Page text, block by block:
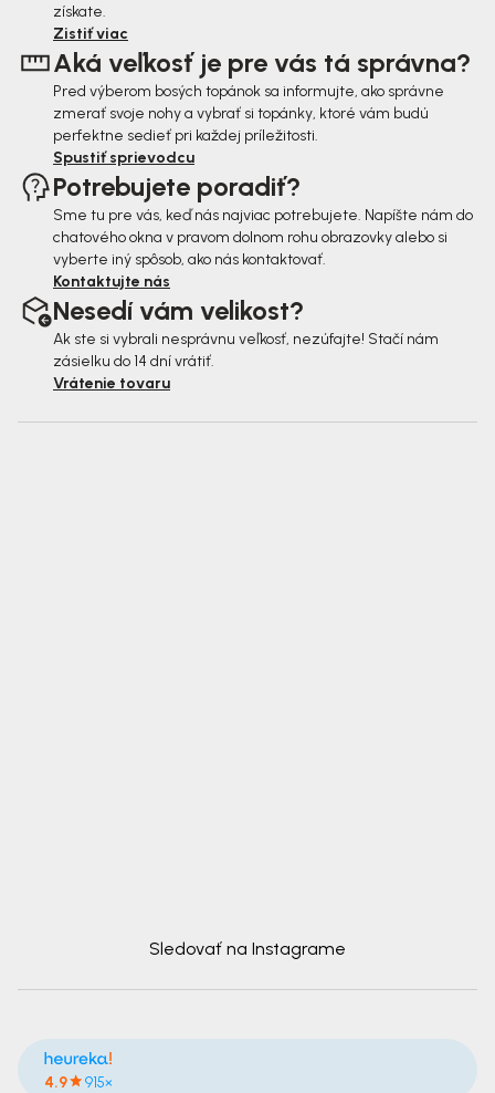
získate.
Zistiť viac
Aká veľkosť je pre vás tá správna?
Pred výberom bosých topánok sa informujte, ako správne
zmerať svoje nohy a vybrať si topánky, ktoré vám budú
perfektne sedieť pri každej príležitosti.
Spustiť sprievodcu
Potrebujete poradiť?
Sme tu pre vás, keď nás najviac potrebujete. Napíšte nám do
chatového okna v pravom dolnom rohu obrazovky alebo si
vyberte iný spôsob, ako nás kontaktovať.
Kontaktujte nás
Nesedí vám velikost?
Ak ste si vybrali nesprávnu veľkosť, nezúfajte! Stačí nám
zásielku do 14 dní vrátiť.
Vrátenie tovaru
Sledovať na Instagrame
4.9 915×